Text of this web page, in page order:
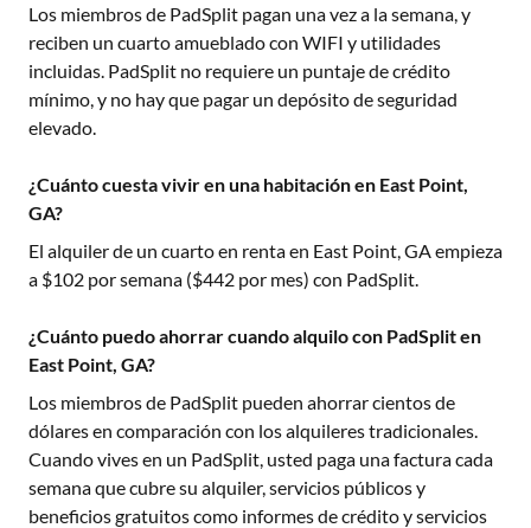
Los miembros de PadSplit pagan una vez a la semana, y
reciben un cuarto amueblado con WIFI y utilidades
incluidas. PadSplit no requiere un puntaje de crédito
mínimo, y no hay que pagar un depósito de seguridad
elevado.
¿Cuánto cuesta vivir en una habitación en East Point,
GA?
El alquiler de un cuarto en renta en East Point, GAempieza
a $102 por semana ($442 por mes) con PadSplit.
¿Cuánto puedo ahorrar cuando alquilo con PadSplit en
East Point, GA?
Los miembros de PadSplit pueden ahorrar cientos de
dólares en comparación con los alquileres tradicionales.
Cuando vives en un PadSplit, usted paga una factura cada
semana que cubre su alquiler, servicios públicos y
beneficios gratuitos como informes de crédito y servicios